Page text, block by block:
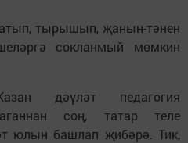
тырышып, җанын-тәнен
сокланмый мөмкин
дәүләт педагогия
соң, татар теле
юлын башлап җибәрә. Тик,